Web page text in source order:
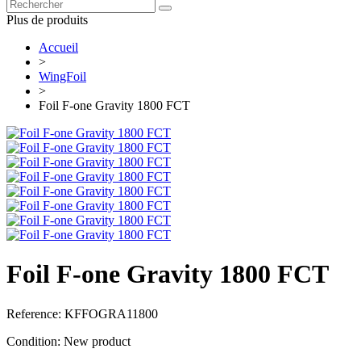
Plus de produits
Accueil
>
WingFoil
>
Foil F-one Gravity 1800 FCT
Foil F-one Gravity 1800 FCT
Reference: KFFOGRA11800
Condition: New product